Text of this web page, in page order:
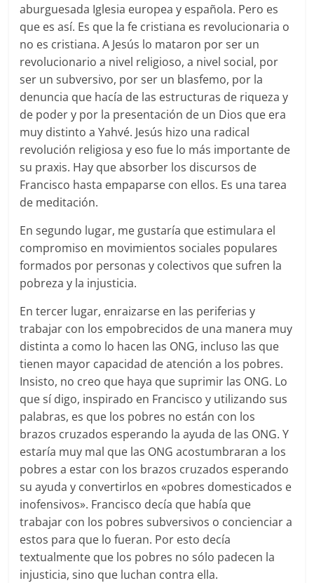
aburguesada Iglesia europea y española. Pero es
que es así. Es que la fe cristiana es revolucionaria o
no es cristiana. A Jesús lo mataron por ser un
revolucionario a nivel religioso, a nivel social, por
ser un subversivo, por ser un blasfemo, por la
denuncia que hacía de las estructuras de riqueza y
de poder y por la presentación de un Dios que era
muy distinto a Yahvé. Jesús hizo una radical
revolución religiosa y eso fue lo más importante de
su praxis. Hay que absorber los discursos de
Francisco hasta empaparse con ellos. Es una tarea
de meditación.
En segundo lugar, me gustaría que estimulara el
compromiso en movimientos sociales populares
formados por personas y colectivos que sufren la
pobreza y la injusticia.
En tercer lugar, enraizarse en las periferias y
trabajar con los empobrecidos de una manera muy
distinta a como lo hacen las ONG, incluso las que
tienen mayor capacidad de atención a los pobres.
Insisto, no creo que haya que suprimir las ONG. Lo
que sí digo, inspirado en Francisco y utilizando sus
palabras, es que los pobres no están con los
brazos cruzados esperando la ayuda de las ONG. Y
estaría muy mal que las ONG acostumbraran a los
pobres a estar con los brazos cruzados esperando
su ayuda y convertirlos en «pobres domesticados e
inofensivos». Francisco decía que había que
trabajar con los pobres subversivos o concienciar a
estos para que lo fueran. Por esto decía
textualmente que los pobres no sólo padecen la
injusticia, sino que luchan contra ella.